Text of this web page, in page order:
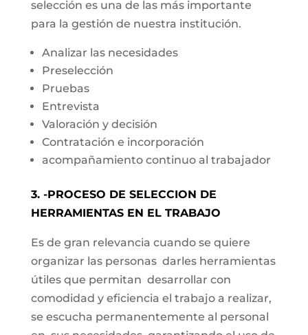
selección es una de las más importante
para la gestión de nuestra institución.
Analizar las necesidades
Preselección
Pruebas
Entrevista
Valoración y decisión
Contratación e incorporación
acompañamiento continuo al trabajador
3. -PROCESO DE SELECCION DE
HERRAMIENTAS EN EL TRABAJO
Es de gran relevancia cuando se quiere
organizar las personas darles herramientas
útiles que permitan desarrollar con
comodidad y eficiencia el trabajo a realizar,
se escucha permanentemente al personal